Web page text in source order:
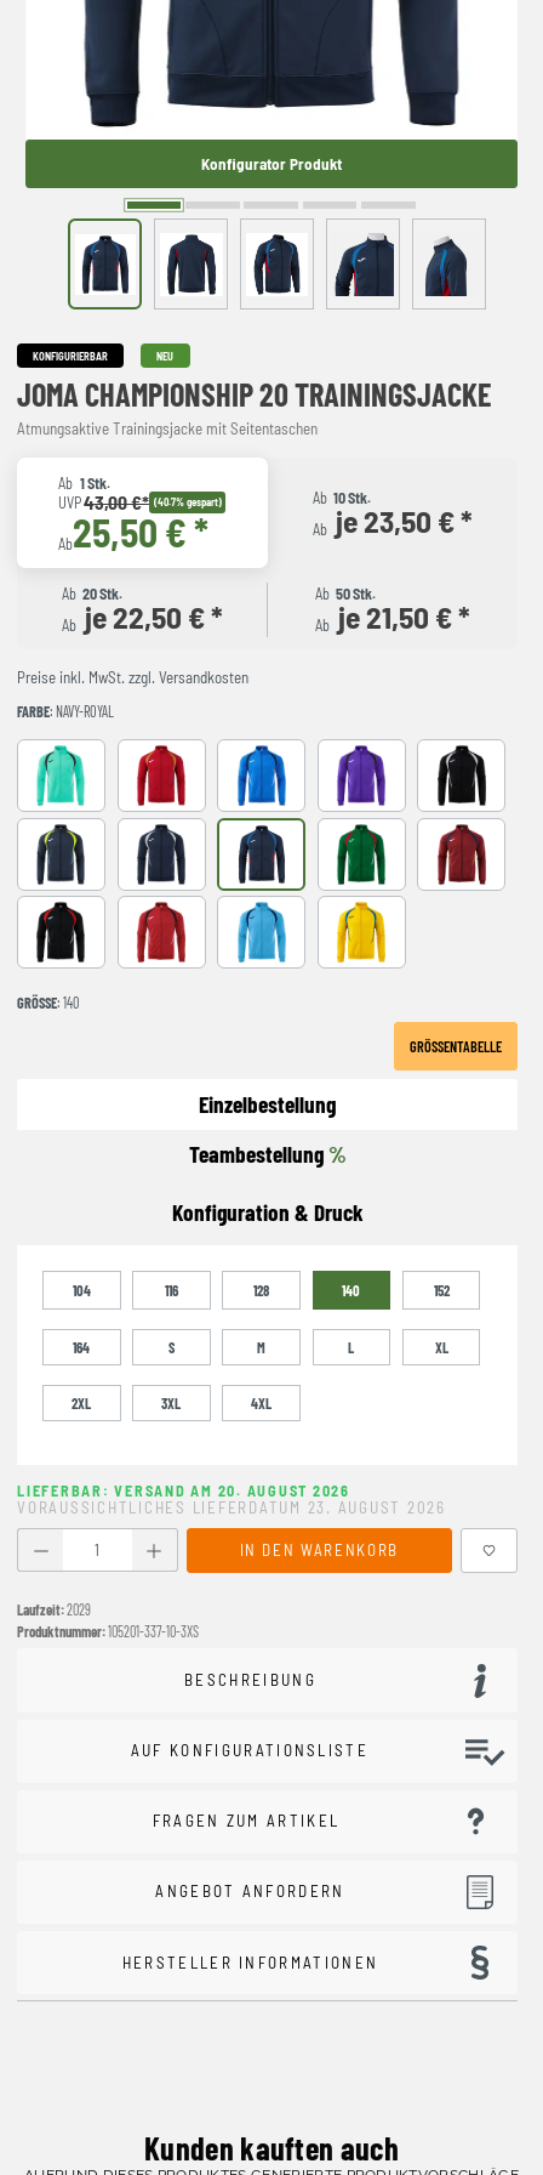
Konfigurator Produkt
KONFIGURIERBAR NEU
JOMA CHAMPIONSHIP 20 TRAININGSJACKE
Atmungsaktive Trainingsjacke mit Seitentaschen
Ab 1 Stk.
UVP43,00 €* (40.7% gespart)
Ab25,50 € *
Ab 10 Stk.
Ab je 23,50 € *
Ab 20 Stk.
Ab je 22,50 € *
Ab 50 Stk.
Ab je 21,50 € *
Preise inkl. MwSt. zzgl. Versandkosten
FARBE: NAVY-ROYAL
LIGHT GREEN RED-NAVY ROYAL-NAVY VIOLET BLACK-GREY
DARK NAVY AMARILLO FLUOR
NAVY-GREY NAVY-ROYAL VERDE-ROJO WINE-NAVY
BLACK-RED RED-BLACK SKY BLUE-NAVY YELLOW-ROYAL
GRÖSSE : 140
GRÖSSENTABELLE
Einzelbestellung
Teambestellung %
Konfiguration & Druck
104 116 128 140 152
164 S M L XL
2XL 3XL 4XL
LIEFERBAR: VERSAND AM 20. AUGUST 2026
VORAUSSICHTLICHES LIEFERDATUM 23. AUGUST 2026
Produkt Anzahl: Gib den gewünschten Wert ein oder
IN DEN WARENKORB
Laufzeit:2029
Produktnummer:105201-337-10-3XS
BESCHREIBUNG
AUF KONFIGURATIONSLISTE
FRAGEN ZUM ARTIKEL
ANGEBOT ANFORDERN
HERSTELLER INFORMATIONEN
Kunden kauften auch